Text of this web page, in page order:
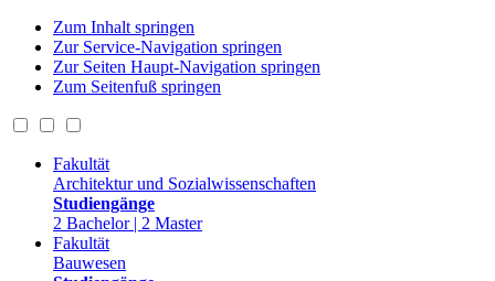
Zum Inhalt springen
Zur Service-Navigation springen
Zur Seiten Haupt-Navigation springen
Zum Seitenfuß springen
Fakultät
Architektur und Sozialwissenschaften
Studiengänge
2 Bachelor | 2 Master
Fakultät
Bauwesen